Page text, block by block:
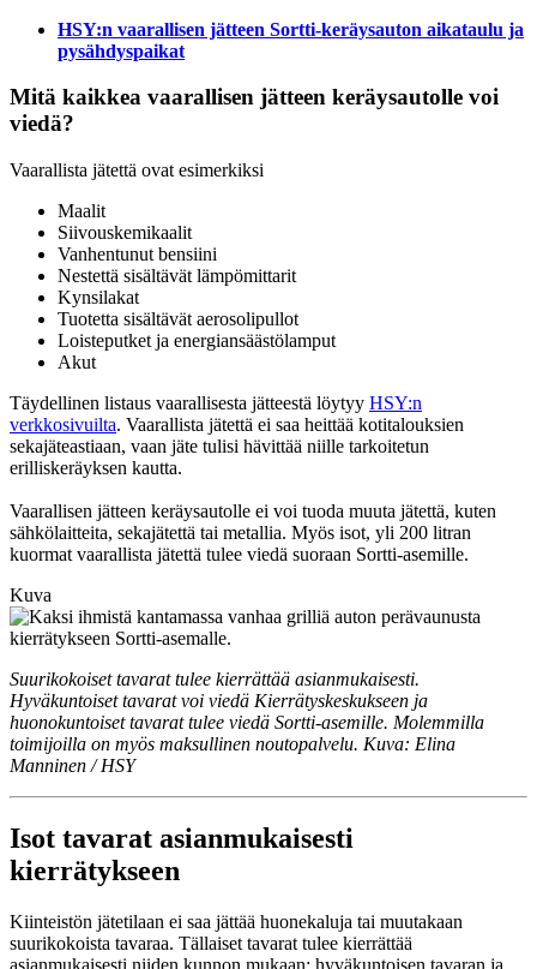
HSY:n vaarallisen jätteen Sortti-keräysauton aikataulu ja
pysähdyspaikat
Mitä kaikkea vaarallisen jätteen keräysautolle voi
viedä?
Vaarallista jätettä ovat esimerkiksi
Maalit
Siivouskemikaalit
Vanhentunut bensiini
Nestettä sisältävät lämpömittarit
Kynsilakat
Tuotetta sisältävät aerosolipullot
Loisteputket ja energiansäästölamput
Akut
Täydellinen listaus vaarallisesta jätteestä löytyy HSY:n
verkkosivuilta. Vaarallista jätettä ei saa heittää kotitalouksien
sekajäteastiaan, vaan jäte tulisi hävittää niille tarkoitetun
erilliskeräyksen kautta.
Vaarallisen jätteen keräysautolle ei voi tuoda muuta jätettä, kuten
sähkölaitteita, sekajätettä tai metallia. Myös isot, yli 200 litran
kuormat vaarallista jätettä tulee viedä suoraan Sortti-asemille.
Kuva
Suurikokoiset tavarat tulee kierrättää asianmukaisesti.
Hyväkuntoiset tavarat voi viedä Kierrätyskeskukseen ja
huonokuntoiset tavarat tulee viedä Sortti-asemille. Molemmilla
toimijoilla on myös maksullinen noutopalvelu. Kuva: Elina
Manninen / HSY
Isot tavarat asianmukaisesti
kierrätykseen
Kiinteistön jätetilaan ei saa jättää huonekaluja tai muutakaan
suurikokoista tavaraa. Tällaiset tavarat tulee kierrättää
asianmukaisesti niiden kunnon mukaan: hyväkuntoisen tavaran ja